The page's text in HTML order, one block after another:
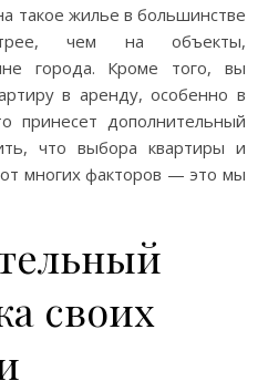
такое жилье в большинстве
чем на объекты,
города. Кроме того, вы
в аренду, особенно в
принесет дополнительный
что выбора квартиры и
от многих факторов — это мы
своих